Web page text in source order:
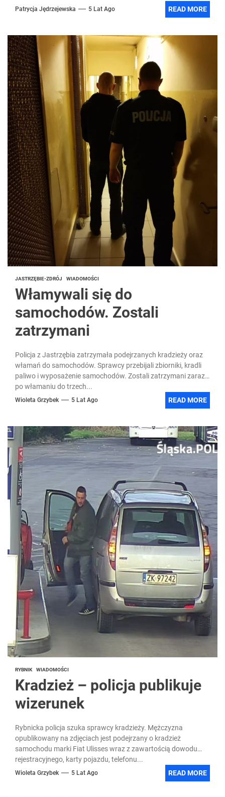
Patrycja Jędrzejewska 5 Lat Ago READ MORE
JASTRZĘBIE-ZDRÓJ WIADOMOŚCI
Włamywali się do
samochodów. Zostali
zatrzymani
Policja z Jastrzębia zatrzymała podejrzanych kradzieży oraz
włamań do samochodów. Sprawcy przebijali zbiorniki, kradli
paliwo i wyposażenie samochodów. Zostali zatrzymani zaraz
po włamaniu do trzech...
Wioleta Grzybek 5 Lat Ago READ MORE
RYBNIK WIADOMOŚCI
Kradzież – policja publikuje
wizerunek
Rybnicka policja szuka sprawcy kradzieży. Mężczyzna
opublikowany na zdjęciach jest podejrzany o kradzież
samochodu marki Fiat Ulisses wraz z zawartością dowodu
rejestracyjnego, karty pojazdu, telefonu...
Wioleta Grzybek 5 Lat Ago READ MORE